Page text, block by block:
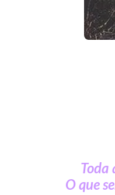
Toda
O que